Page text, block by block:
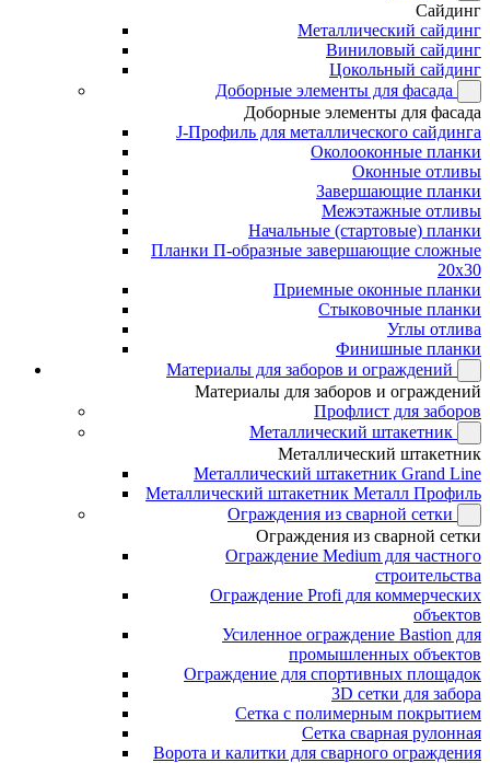
Сайдинг
Металлический сайдинг
Виниловый сайдинг
Цокольный сайдинг
Доборные элементы для фасада
Доборные элементы для фасада
J-Профиль для металлического сайдинга
Околооконные планки
Оконные отливы
Завершающие планки
Межэтажные отливы
Начальные (стартовые) планки
Планки П-образные завершающие сложные
20x30
Приемные оконные планки
Стыковочные планки
Углы отлива
Финишные планки
Материалы для заборов и ограждений
Материалы для заборов и ограждений
Профлист для заборов
Металлический штакетник
Металлический штакетник
Металлический штакетник Grand Line
Металлический штакетник Металл Профиль
Ограждения из сварной сетки
Ограждения из сварной сетки
Ограждение Medium для частного
строительства
Ограждение Profi для коммерческих
объектов
Усиленное ограждение Bastion для
промышленных объектов
Ограждение для спортивных площадок
3D сетки для забора
Сетка с полимерным покрытием
Сетка сварная рулонная
Ворота и калитки для сварного ограждения